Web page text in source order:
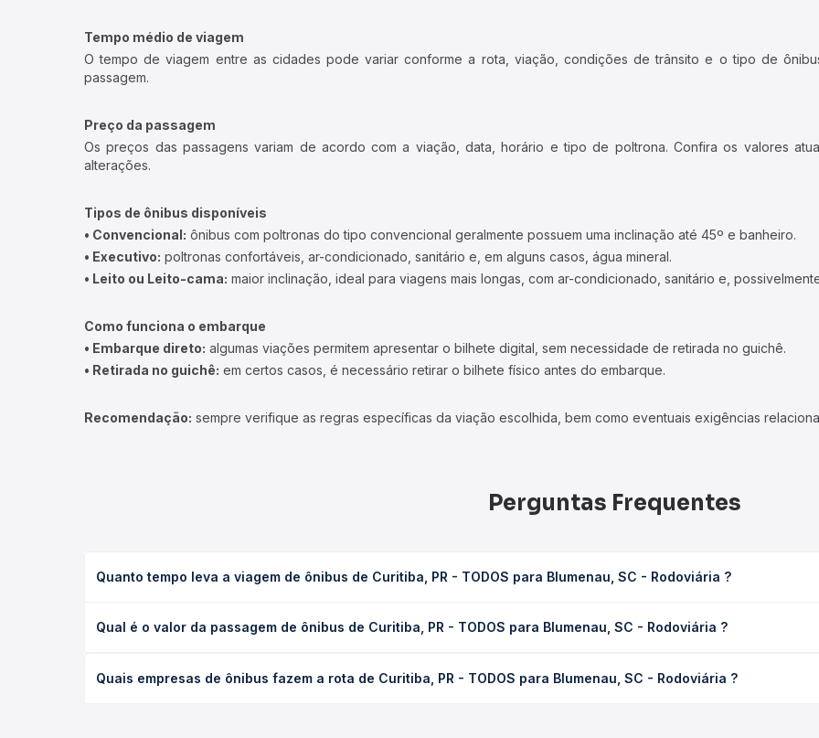
Tempo médio de viagem
O tempo de viagem entre as cidades pode variar conforme a rota, viação, condições de trânsito e o tipo de
passagem.
Preço da passagem
Os preços das passagens variam de acordo com a viação, data, horário e tipo de poltrona. Confira os valores
alterações.
Tipos de ônibus disponíveis
• Convencional: ônibus com poltronas do tipo convencional geralmente possuem uma inclinação até 45º e banheiro.
• Executivo: poltronas confortáveis, ar-condicionado, sanitário e, em alguns casos, água mineral.
• Leito ou Leito-cama: maior inclinação, ideal para viagens mais longas, com ar-condicionado, sanitário e,
Como funciona o embarque
• Embarque direto: algumas viações permitem apresentar o bilhete digital, sem necessidade de retirada no guichê.
• Retirada no guichê: em certos casos, é necessário retirar o bilhete físico antes do embarque.
Recomendação: sempre verifique as regras específicas da viação escolhida, bem como eventuais exigências
Perguntas Frequentes
Quanto tempo leva a viagem de ônibus de Curitiba, PR - TODOS para Blumenau, SC - Rodoviária ?
(convencional, executivo ou leito) e as condições de tráfego. Na Quero Passagem você consulta os horários
Qual é o valor da passagem de ônibus de Curitiba, PR - TODOS para Blumenau, SC - Rodoviária ?
de poltrona e a antecedência da compra. Na Quero Passagem você compara os preços de todas as viações em
Quais empresas de ônibus fazem a rota de Curitiba, PR - TODOS para Blumenau, SC - Rodoviária ?